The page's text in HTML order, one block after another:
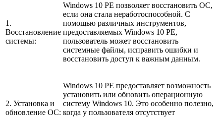
1.
Восстановление
системы:
Windows 10 PE позволяет восстановить ОС,
если она стала неработоспособной. С
помощью различных инструментов,
предоставляемых Windows 10 PE,
пользователь может восстановить
системные файлы, исправить ошибки и
восстановить доступ к важным данным.
2. Установка и
обновление ОС:
Windows 10 PE предоставляет возможность
установить или обновить операционную
систему Windows 10. Это особенно полезно,
когда у пользователя отсутствует